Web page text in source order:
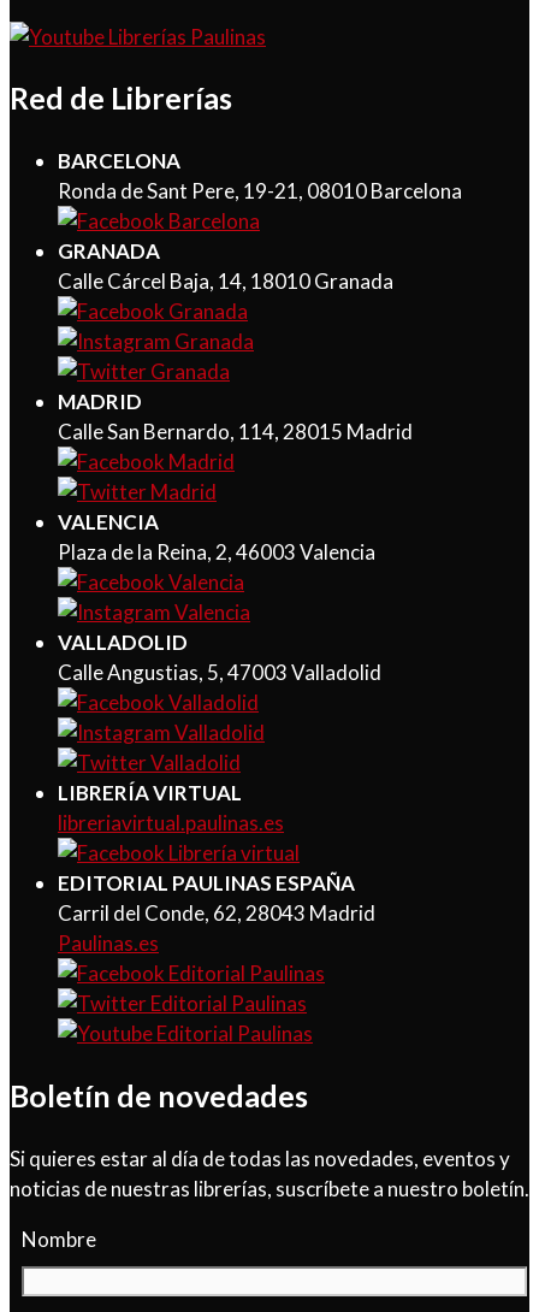
Red de Librerías
BARCELONA
Ronda de Sant Pere, 19-21, 08010 Barcelona
GRANADA
Calle Cárcel Baja, 14, 18010 Granada
MADRID
Calle San Bernardo, 114, 28015 Madrid
VALENCIA
Plaza de la Reina, 2, 46003 Valencia
VALLADOLID
Calle Angustias, 5, 47003 Valladolid
LIBRERÍA VIRTUAL
libreriavirtual.paulinas.es
EDITORIAL PAULINAS ESPAÑA
Carril del Conde, 62, 28043 Madrid
Paulinas.es
Boletín de novedades
Si quieres estar al día de todas las novedades, eventos y
noticias de nuestras librerías, suscríbete a nuestro boletín.
Nombre